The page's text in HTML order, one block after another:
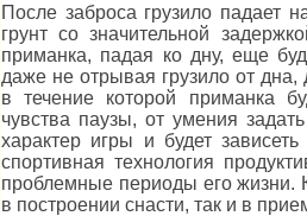
После заброса грузило падает
грунт со значительной
приманка, падая ко дну, еще
даже не отрывая грузило от дна,
в течение которой приманка
чувства паузы, от умения
характер игры и будет
спортивная технология
проблемные периоды его жизни.
в построении снасти, так и в